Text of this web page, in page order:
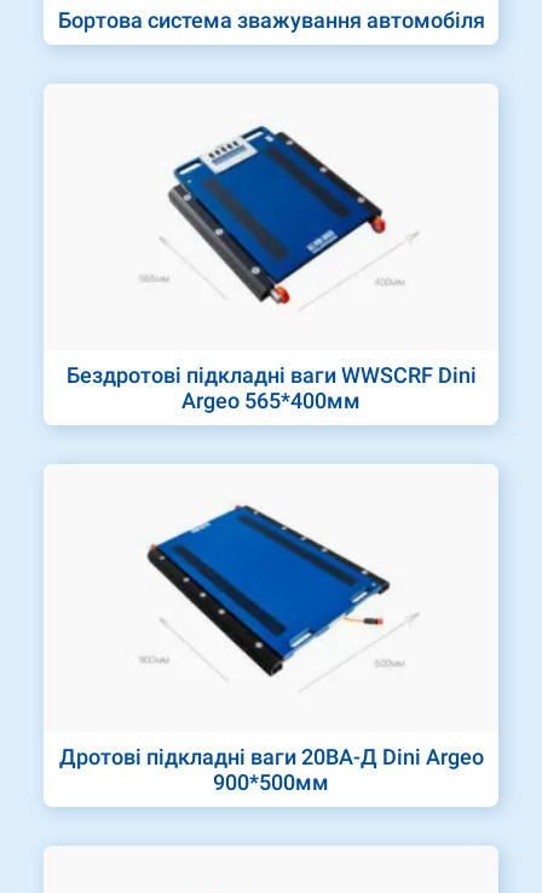
Бортова система зважування автомобіля
Бездротові підкладні ваги WWSCRF Dini
Argeo 565*400мм
Дротові підкладні ваги 20ВА-Д Dini Argeo
900*500мм